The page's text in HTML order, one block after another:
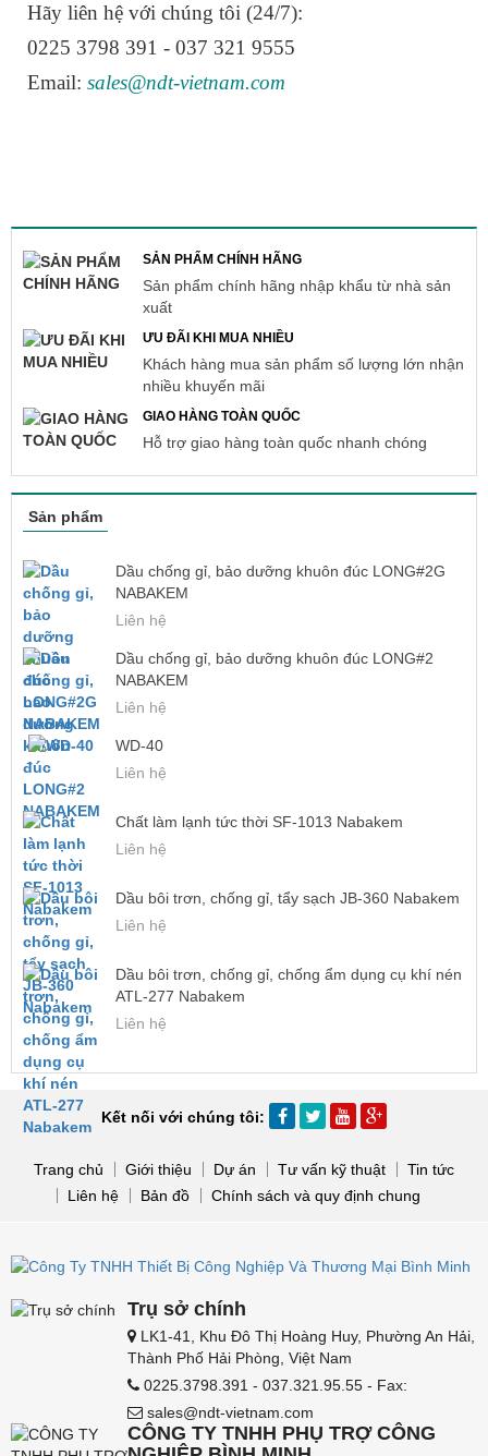
Hãy liên hệ với chúng tôi (24/7):
0225 3798 391 - 037 321 9555
Email: sales@ndt-vietnam.com
SẢN PHẨM CHÍNH HÃNG
Sản phẩm chính hãng nhập khẩu từ nhà sản
xuất
ƯU ĐÃI KHI MUA NHIỀU
Khách hàng mua sản phẩm số lượng lớn nhận
nhiều khuyến mãi
GIAO HÀNG TOÀN QUỐC
Hỗ trợ giao hàng toàn quốc nhanh chóng
Sản phẩm
Dầu chống gỉ, bảo dưỡng khuôn đúc LONG#2G
NABAKEM
Liên hệ
Dầu chống gỉ, bảo dưỡng khuôn đúc LONG#2
NABAKEM
Liên hệ
WD-40
Liên hệ
Chất làm lạnh tức thời SF-1013 Nabakem
Liên hệ
Dầu bôi trơn, chống gỉ, tẩy sạch JB-360 Nabakem
Liên hệ
Dầu bôi trơn, chống gỉ, chống ẩm dụng cụ khí nén
ATL-277 Nabakem
Liên hệ
Kết nối với chúng tôi:
Trang chủ Giới thiệu Dự án Tư vấn kỹ thuật
Tin tức
Liên hệ
Bản đồ Chính sách và quy định chung
Trụ sở chính
LK1-41, Khu Đô Thị Hoàng Huy, Phường An Hải,
Thành Phố Hải Phòng, Việt Nam
0225.3798.391 - 037.321.95.55 - Fax:
sales@ndt-vietnam.com
CÔNG TY TNHH PHỤ TRỢ CÔNG